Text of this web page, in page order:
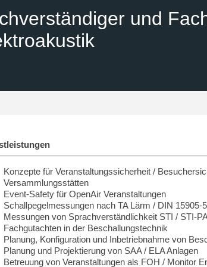
und
Konzepte für Veranstaltungssicherheit /
Versammlungsstätten
Event-Safety für OpenAir Veranstaltungen
Schallpegelmessungen nach TA Lärm / DIN 15905-5
Messungen von Sprachverständlichkeit STI / STI-
Fachgutachten in der Beschallungstechnik
Planung, Konfiguration und Inbetriebnahme von
Planung und Projektierung von SAA / ELA Anlagen
Betreuung von Veranstaltungen als FOH / Monitor